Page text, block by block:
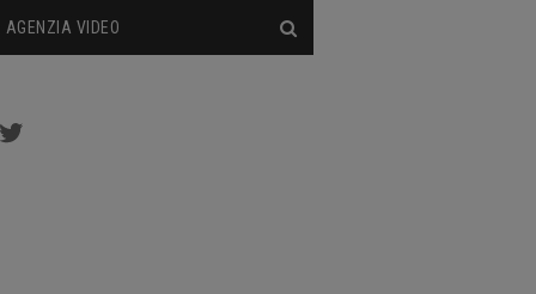
AGENZIA VIDEO